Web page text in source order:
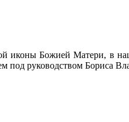
иконы Божией Матери, в
под руководством Бориса